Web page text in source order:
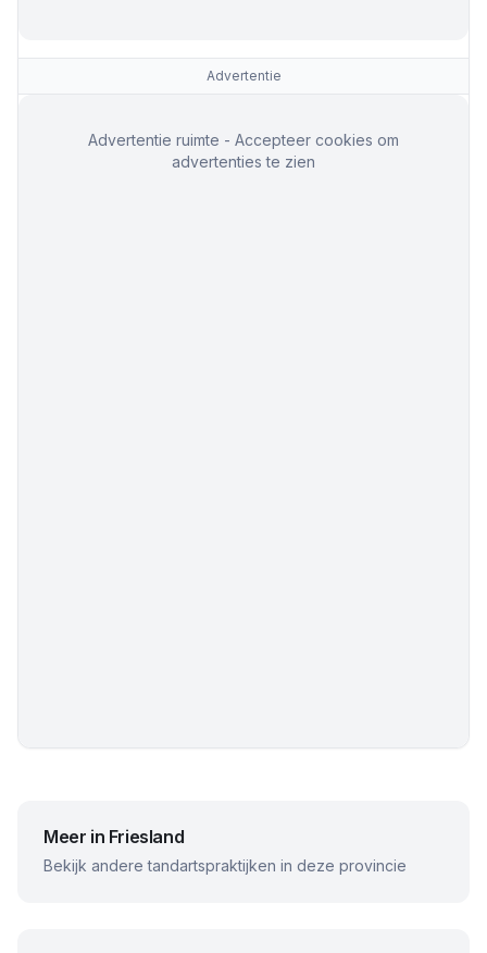
Advertentie
Advertentie ruimte - Accepteer cookies om
advertenties te zien
Meer in Friesland
Bekijk andere tandartspraktijken in deze provincie